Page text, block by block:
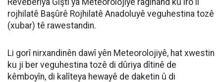
Rêveberiya Giştî ya Meteorolojiyê ragihand ku îro li
rojhilatê Başûrê Rojhilatê Anadoluyê veguhestina tozê
(xubar) tê rawestandin.
Li gorî nirxandinên dawî yên Meteorolojiyê, hat xwestin
ku ji ber veguhestina tozê di dûriya dîtinê de
kêmboyîn, di kalîteya hewayê de daketin û di